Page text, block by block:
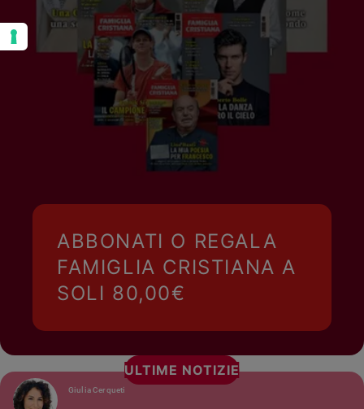
ABBONATI O REGALA
FAMIGLIA CRISTIANA A
SOLI 80,00€
ULTIME NOTIZIE
Giulia Cerqueti